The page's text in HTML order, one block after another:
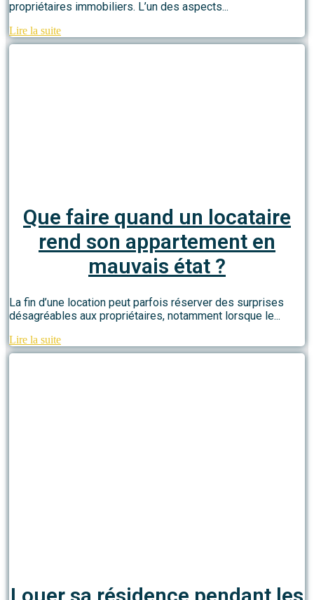
propriétaires immobiliers. L’un des aspects...
Lire la suite
Que faire quand un locataire
rend son appartement en
mauvais état ?
La fin d’une location peut parfois réserver des surprises
désagréables aux propriétaires, notamment lorsque le...
Lire la suite